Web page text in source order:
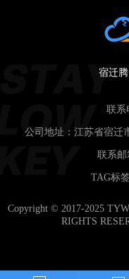
宿迁
联系
公司地址：江苏省宿迁
联系邮
TAG标
Copyright © 2017-2025
RIGHTS